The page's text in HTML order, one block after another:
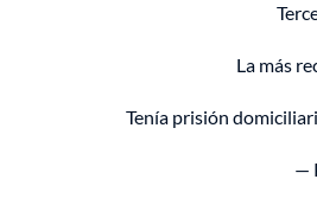
La más
Tenía prisión
—